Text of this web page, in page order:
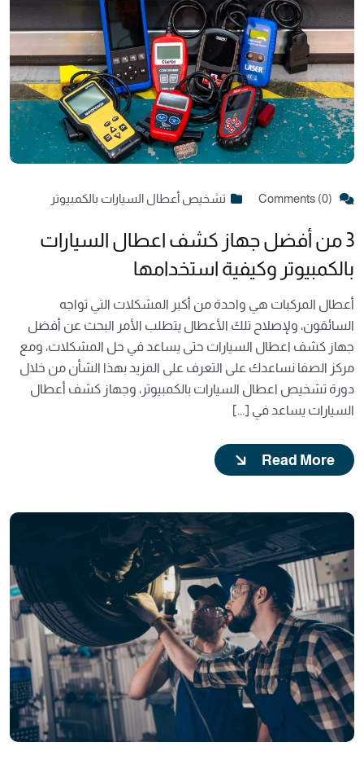
تشخيص أعطال السيارات بالكمبيوتر
3 من أفضل جهاز كشف اعطال السيارات
بالكمبيوتر وكيفية استخدامها
أعطال المركبات هي واحدة من أكبر المشكلات التي تواجه
السائقون، ولإصلاح تلك الأعطال يتطلب الأمر البحث عن أفضل
جهاز كشف اعطال السيارات حتى يساعد في حل المشكلات، ومع
مركز الصفا نساعدك على التعرف على المزيد بهذا الشأن من خلال
دورة تشخيص اعطال السيارات بالكمبيوتر، وجهاز كشف أعطال
السيارات يساعد في [...]
Read More